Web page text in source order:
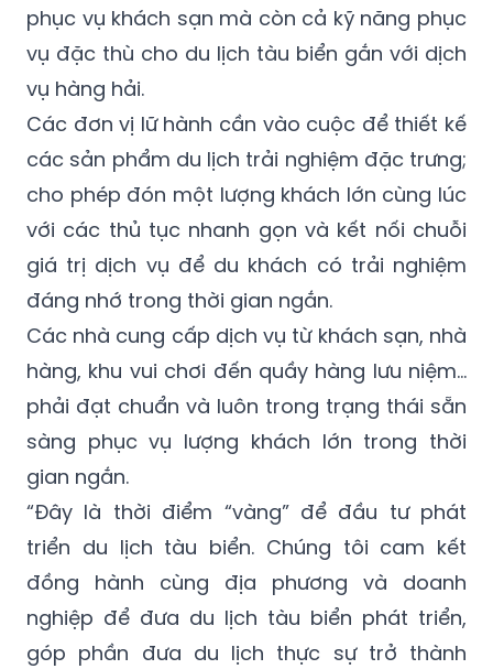
phục vụ khách sạn mà còn cả kỹ năng phục
vụ đặc thù cho du lịch tàu biển gắn với dịch
vụ hàng hải.
Các đơn vị lữ hành cần vào cuộc để thiết kế
các sản phẩm du lịch trải nghiệm đặc trưng;
cho phép đón một lượng khách lớn cùng lúc
với các thủ tục nhanh gọn và kết nối chuỗi
giá trị dịch vụ để du khách có trải nghiệm
đáng nhớ trong thời gian ngắn.
Các nhà cung cấp dịch vụ từ khách sạn, nhà
hàng, khu vui chơi đến quầy hàng lưu niệm…
phải đạt chuẩn và luôn trong trạng thái sẵn
sàng phục vụ lượng khách lớn trong thời
gian ngắn.
“Đây là thời điểm “vàng” để đầu tư phát
triển du lịch tàu biển. Chúng tôi cam kết
đồng hành cùng địa phương và doanh
nghiệp để đưa du lịch tàu biển phát triển,
góp phần đưa du lịch thực sự trở thành